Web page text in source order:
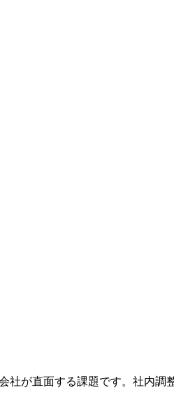
が直面する課題です。社内調